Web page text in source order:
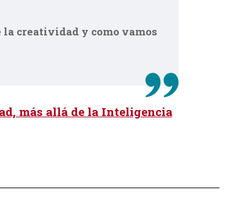
creatividad y como vamos
más allá de la Inteligencia